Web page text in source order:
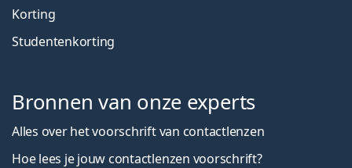
Korting
Studentenkorting
Bronnen van onze experts
Alles over het voorschrift van contactlenzen
Hoe lees je jouw contactlenzen voorschrift?